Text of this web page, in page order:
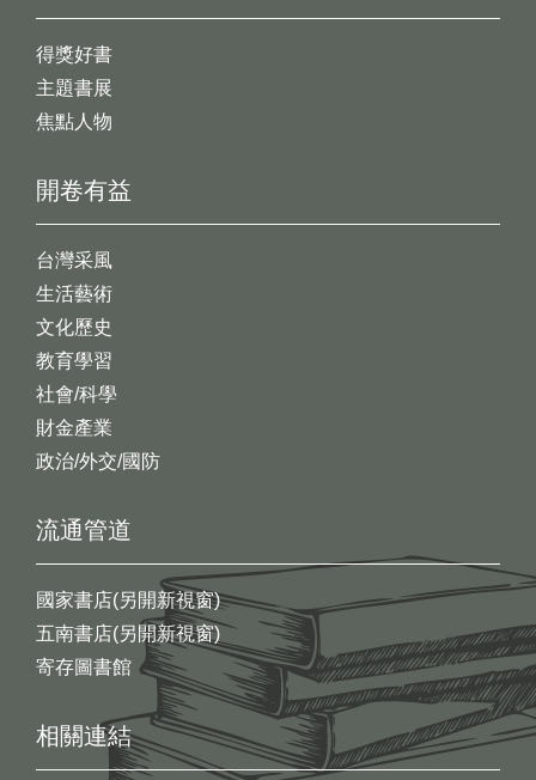
開卷有益
台灣采風
生活藝術
文化歷史
教育學習
社會/科學
財金產業
政治/外交/國防
得獎好書
主題書展
焦點人物
流通管道
國家書店(另開新視窗)
五南書店(另開新視窗)
寄存圖書館
相關連結